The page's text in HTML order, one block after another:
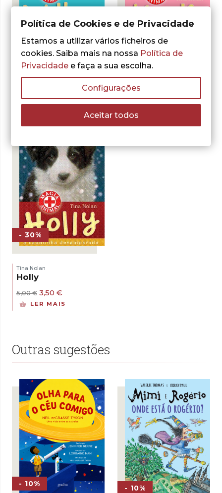
- 30%
Willow
original
preço
atual
3,50 €.
- 30%
Merlin
5,00€
originalatual
- 30%
Tina Nolan
Holly
5,00€ O
preço
3,50 €
preço
LER MAIS
Outras sugestões
- 10% - 10%
Política de Cookies e de Privacidade
Estamos a utilizar vários ficheiros de
cookies. Saiba mais na nossa Política de
Privacidade e faça a sua escolha.
Configurações
Aceitar todos